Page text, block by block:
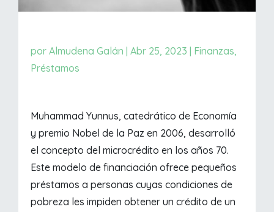
porAlmudena Galán |Abr 25, 2023 Finanzas,
Préstamos
Muhammad Yunnus, catedrático de Economía
y premio Nobel de la Paz en 2006, desarrolló
el concepto del microcrédito en los años 70.
Este modelo de financiación ofrece pequeños
préstamos a personas cuyas condiciones de
pobreza les impiden obtener un crédito de un